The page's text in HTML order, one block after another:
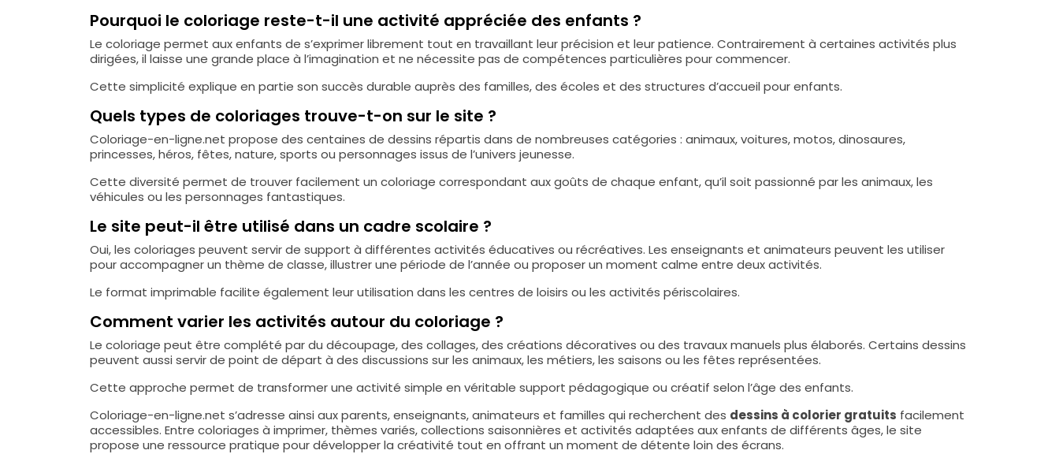
Pourquoi le coloriage reste-t-il une activité appréciée des enfants ?
Le coloriage permet aux enfants de s’exprimer librement tout en travaillant leur précision et leur patience. Contrairement à certaines activités plus
dirigées, il laisse une grande place à l’imagination et ne nécessite pas de compétences particulières pour commencer.
Cette simplicité explique en partie son succès durable auprès des familles, des écoles et des structures d’accueil pour enfants.
Quels types de coloriages trouve-t-on sur le site ?
Coloriage-en-ligne.net propose des centaines de dessins répartis dans de nombreuses catégories : animaux, voitures, motos, dinosaures,
princesses, héros, fêtes, nature, sports ou personnages issus de l’univers jeunesse.
Cette diversité permet de trouver facilement un coloriage correspondant aux goûts de chaque enfant, qu’il soit passionné par les animaux, les
véhicules ou les personnages fantastiques.
Le site peut-il être utilisé dans un cadre scolaire ?
Oui, les coloriages peuvent servir de support à différentes activités éducatives ou récréatives. Les enseignants et animateurs peuvent les utiliser
pour accompagner un thème de classe, illustrer une période de l’année ou proposer un moment calme entre deux activités.
Le format imprimable facilite également leur utilisation dans les centres de loisirs ou les activités périscolaires.
Comment varier les activités autour du coloriage ?
Le coloriage peut être complété par du découpage, des collages, des créations décoratives ou des travaux manuels plus élaborés. Certains dessins
peuvent aussi servir de point de départ à des discussions sur les animaux, les métiers, les saisons ou les fêtes représentées.
Cette approche permet de transformer une activité simple en véritable support pédagogique ou créatif selon l’âge des enfants.
Coloriage-en-ligne.net s’adresse ainsi aux parents, enseignants, animateurs et familles qui recherchent des dessins à colorier gratuits facilement
accessibles. Entre coloriages à imprimer, thèmes variés, collections saisonnières et activités adaptées aux enfants de différents âges, le site
propose une ressource pratique pour développer la créativité tout en offrant un moment de détente loin des écrans.